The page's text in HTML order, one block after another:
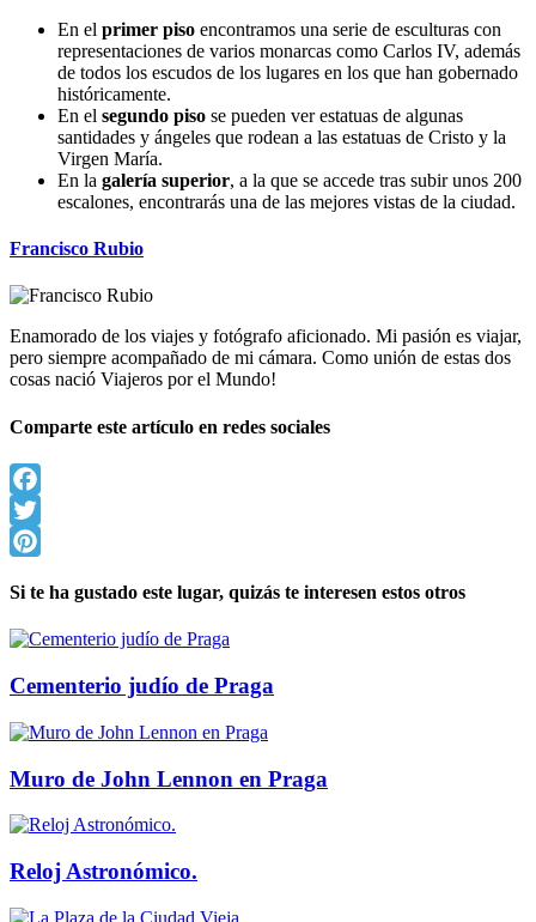
En el primer piso encontramos una serie de esculturas con
representaciones de varios monarcas como Carlos IV, además
de todos los escudos de los lugares en los que han gobernado
históricamente.
En el segundo piso se pueden ver estatuas de algunas
santidades y ángeles que rodean a las estatuas de Cristo y la
Virgen María.
En la galería superior, a la que se accede tras subir unos 200
escalones, encontrarás una de las mejores vistas de la ciudad.
Francisco Rubio
Enamorado de los viajes y fotógrafo aficionado. Mi pasión es viajar,
pero siempre acompañado de mi cámara. Como unión de estas dos
cosas nació Viajeros por el Mundo!
Comparte este artículo en redes sociales
Facebook
Twitter
Si te ha gustado este lugar, quizás te interesen estos otros
Cementerio judío de Praga
Muro de John Lennon en Praga
Reloj Astronómico.